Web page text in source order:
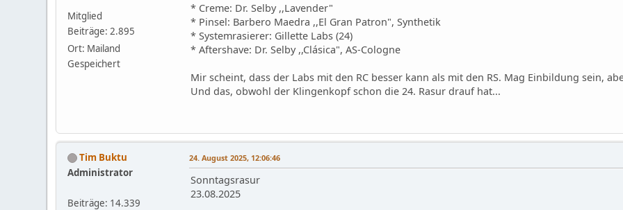
Mitglied
Beiträge: 2.895
Ort: Mailand
Gespeichert
* Creme: Dr. Selby ,,Lavender"
* Pinsel: Barbero Maedra ,,El Gran Patron", Synthetik
* Systemrasierer: Gillette Labs (24)
* Aftershave: Dr. Selby ,,Clásica", AS-Cologne
Mir scheint, dass der Labs mit den RC besser kann als mit den RS. Mag Einbildung sein,
Und das, obwohl der Klingenkopf schon die 24. Rasur drauf hat...
Tim Buktu
Administrator
Beiträge: 14.339
24. August 2025, 12:06:46
Sonntagsrasur
23.08.2025